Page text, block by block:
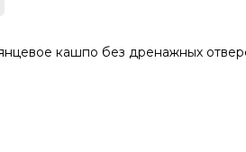
кашпо без дренажных